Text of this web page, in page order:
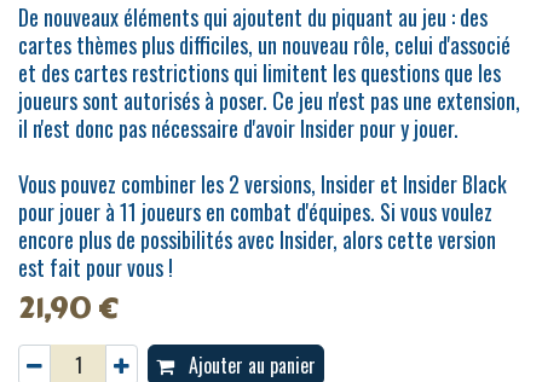
De nouveaux éléments qui ajoutent du piquant au jeu : des
cartes thèmes plus difficiles, un nouveau rôle, celui d'associé
et des cartes restrictions qui limitent les questions que les
joueurs sont autorisés à poser. Ce jeu n'est pas une extension,
il n'est donc pas nécessaire d'avoir Insider pour y jouer.
Vous pouvez combiner les 2 versions, Insider et Insider Black
pour jouer à 11 joueurs en combat d'équipes. Si vous voulez
encore plus de possibilités avec Insider, alors cette version
est fait pour vous !
21,90€
Ajouter au panier